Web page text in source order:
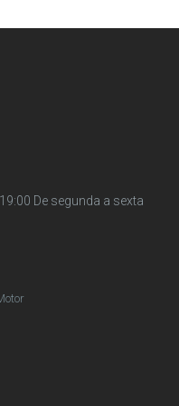
De segunda a sexta